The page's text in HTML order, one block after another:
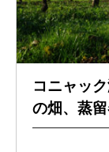
コニャッ
の畑、蒸